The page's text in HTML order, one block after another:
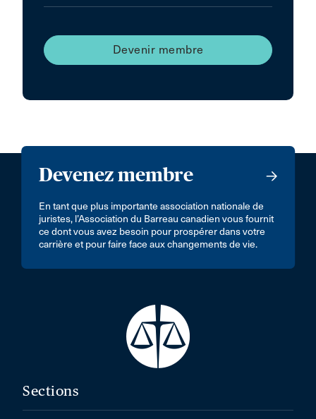
Devenir membre
Devenez membre
En tant que plus importante association nationale de
juristes, l’Association du Barreau canadien vous fournit
ce dont vous avez besoin pour prospérer dans votre
carrière et pour faire face aux changements de vie.
Sections